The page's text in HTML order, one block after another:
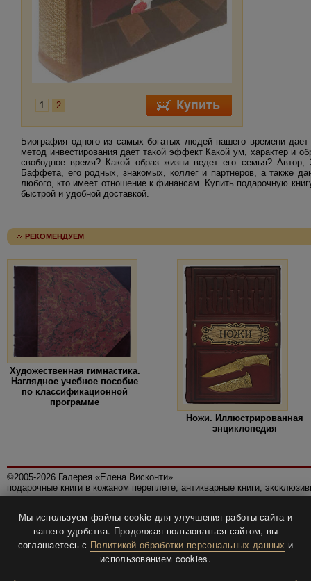
1 2
Биография одного из самых богатых людей нашего времени
метод инвестирования дает такой эффект Какой ум, характер и
свободное время? Какой образ жизни ведет его семья?
Баффета, его родных, знакомых, коллег и партнеров, а также
любого, кто имеет отношение к финансам. Купить подарочную
быстрой и удобной доставкой.
РЕКОМЕНДУЕМ
Художественная гимнастика.
Наглядное учебное пособие
по классификационной
программе
Ножи. Иллюстрированная
энциклопедия
©2005-2026 Галерея «Елена Висконти»
подарочные книги в кожаном переплете, антикварные книги,
Политика конфиденциальности
Все права защищены.
Разработка и дизайнBTV-info.
Мы используем файлы cookie для улучшения работы сайта и
вашего удобства. Продолжая пользоваться сайтом, вы
соглашаетесь с Политикой обработки персональных данных и
использованием cookies.